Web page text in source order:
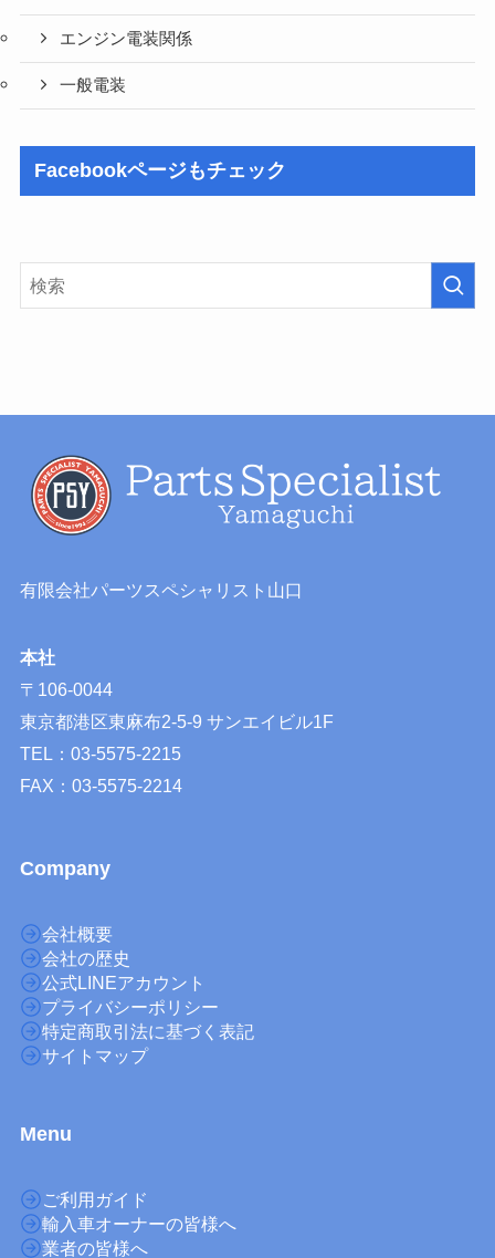
エンジン電装関係
一般電装
Facebookページもチェック
有限会社パーツスペシャリスト山口
本社
〒106-0044
東京都港区東麻布2-5-9 サンエイビル1F
TEL：03-5575-2215
FAX：03-5575-2214
Company
会社概要
会社の歴史
公式LINEアカウント
プライバシーポリシー
特定商取引法に基づく表記
サイトマップ
Menu
ご利用ガイド
輸入車オーナーの皆様へ
業者の皆様へ